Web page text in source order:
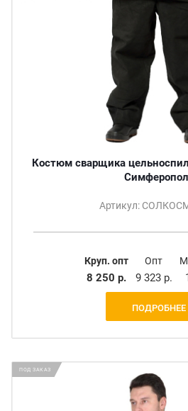
Костюм сварщика
Артикул:
Круп. опт
8 250 р.
Опт
9 323 р.
ПОДРОБНЕЕ
ПОД ЗАКАЗ